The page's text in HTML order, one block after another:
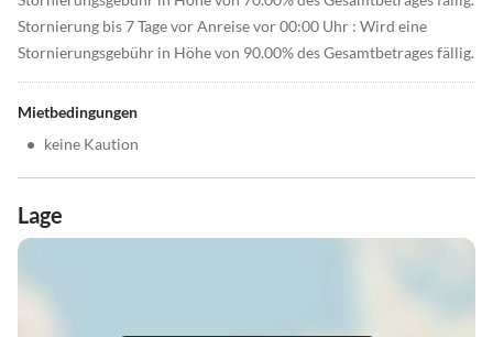
Stornierung bis 7 Tage vor Anreise vor 00:00 Uhr : Wird eine
Stornierungsgebühr in Höhe von 90.00% des Gesamtbetrages fällig.
Mietbedingungen
• keine Kaution
Lage